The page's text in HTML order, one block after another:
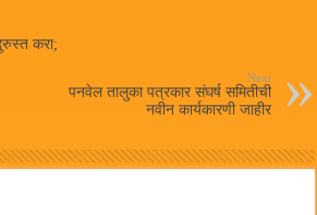
करा;
Next
पनवेल तालुका पत्रकार संघर्ष समितीची
नवीन कार्यकारणी जाहीर